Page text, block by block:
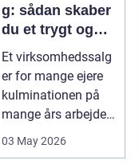
g: sådan skaber
du et trygt og
vellykket salg
Et virksomhedssalg
er for mange ejere
kulminationen på
mange års arbejde.
planlagt e...
03 May 2026